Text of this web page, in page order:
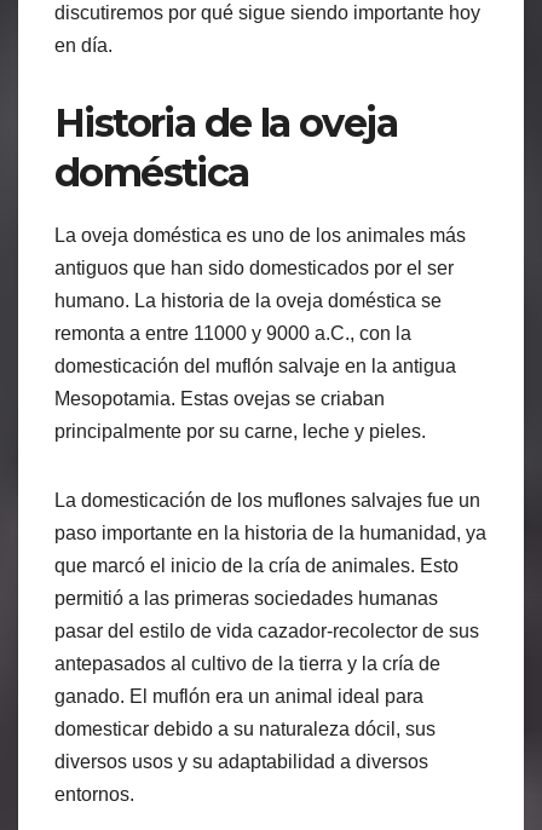
discutiremos por qué sigue siendo importante hoy
en día.
Historia de la oveja
doméstica
La oveja doméstica es uno de los animales más
antiguos que han sido domesticados por el ser
humano. La historia de la oveja doméstica se
remonta a entre 11000 y 9000 a.C., con la
domesticación del muflón salvaje en la antigua
Mesopotamia. Estas ovejas se criaban
principalmente por su carne, leche y pieles.
La domesticación de los muflones salvajes fue un
paso importante en la historia de la humanidad, ya
que marcó el inicio de la cría de animales. Esto
permitió a las primeras sociedades humanas
pasar del estilo de vida cazador-recolector de sus
antepasados al cultivo de la tierra y la cría de
ganado. El muflón era un animal ideal para
domesticar debido a su naturaleza dócil, sus
diversos usos y su adaptabilidad a diversos
entornos.